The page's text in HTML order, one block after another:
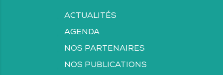
ACTUALITÉS
AGENDA
NOS PARTENAIRES
NOS PUBLICATIONS